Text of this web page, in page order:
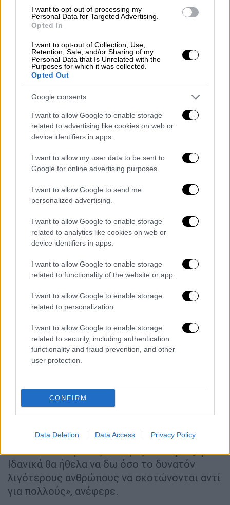
I want to opt-out of processing my
Personal Data for Targeted Advertising.
Opted In
I want to opt-out of Collection, Use,
Retention, Sale, and/or Sharing of my
Personal Data that Is Unrelated with the
Purposes for which it was collected.
Opted Out
Google consents
I want to allow Google to enable storage
related to advertising like cookies on web or
device identifiers in apps.
I want to allow my user data to be sent to
Google for online advertising purposes.
I want to allow Google to send me
personalized advertising.
I want to allow Google to enable storage
related to analytics like cookies on web or
device identifiers in apps.
I want to allow Google to enable storage
related to functionality of the website or app.
I want to allow Google to enable storage
related to personalization.
I want to allow Google to enable storage
related to security, including authentication
functionality and fraud prevention, and other
user protection.
CONFIRM
Data Deletion Data Access Privacy Policy
στρατιωτικού πλήγματος κατά της
Τεχεράνης, σύμφωνα μεδημοσίευμα των The
Συγκεκριμένα, όταν ο Τραμπ ρωτήθηκε από
δημοσιογράφους τι έχει συζητήσει τις
τελευταίες ημέρες με τον Νετανιάχου
σχετικά με πιθανή επίθεση στο Ιράν, εκείνος
απάντησε«θα κάνει ό,τι του ζητήσω».
«Είναι πολύ καλός άνθρωπος, θα κάνει ό,τι
ξεχνάτε ότι ήταν πρωθυπουργός σε καιρό
πολέμου», πρόσθεσε ο Αμερικανός
πρόεδρος.
Netanyahu will do whatever I want
pic.twitter.com/j3qC7UmPYX
20, 2026
Σε ερώτηση για το αν είναι διατεθειμένος να
αποδεχθεί μια περιορισμένη συμφωνία με το
Ιράν, η οποία θα προέβλεπε μόνο το άνοιγμα
Στενών του Ορμούζ
αισθάνεται πίεση για άμεση συμφωνία.
«Θα έπρεπε να ανοίξει το Στενό και αυτό θα
μια ευκαιρία σε αυτό. Δεν βιάζομαι. Όλοι
λένε “οι ενδιάμεσες εκλογές”.Δεν βιάζομαι.
Ιδανικά θα ήθελα να δω όσο το δυνατόν
λιγότερους ανθρώπους να σκοτώνονται αντί
για πολλούς», ανέφερε.